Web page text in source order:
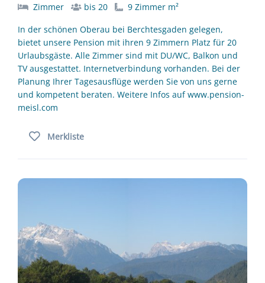
Zimmer bis 20
9 Zimmer m²
In der schönen Oberau bei Berchtesgaden gelegen,
bietet unsere Pension mit ihren 9 Zimmern Platz für 20
Urlaubsgäste. Alle Zimmer sind mit DU/WC, Balkon und
TV ausgestattet. Internetverbindung vorhanden. Bei der
Planung Ihrer Tagesausflüge werden Sie von uns gerne
und kompetent beraten. Weitere Infos auf www.pension-
meisl.com
Merkliste